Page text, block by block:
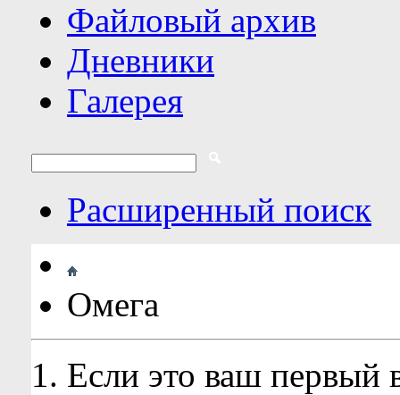
Файловый архив
Дневники
Галерея
Расширенный поиск
Омега
Если это ваш первый